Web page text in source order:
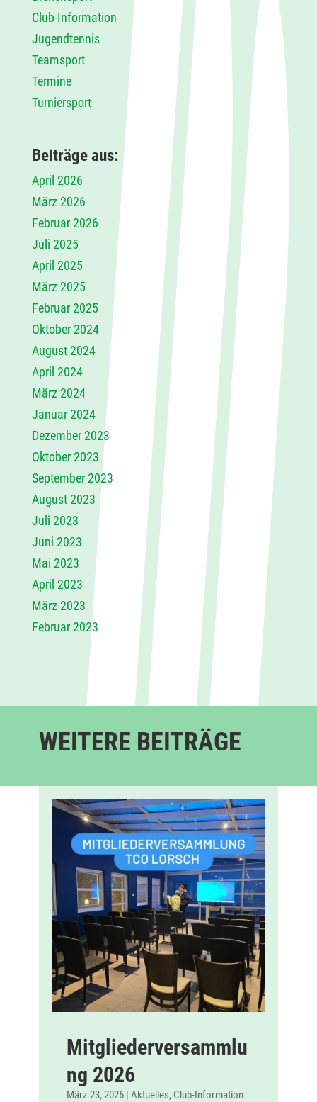
Club-Information
Jugendtennis
Teamsport
Termine
Turniersport
Beiträge aus:
April 2026
März 2026
Februar 2026
Juli 2025
April 2025
März 2025
Februar 2025
Oktober 2024
August 2024
April 2024
März 2024
Januar 2024
Dezember 2023
Oktober 2023
September 2023
August 2023
Juli 2023
Juni 2023
Mai 2023
April 2023
März 2023
Februar 2023
WEITERE BEITRÄGE
Mitgliederversammlu
ng 2026
März 23, 2026| Aktuelles, Club-Information